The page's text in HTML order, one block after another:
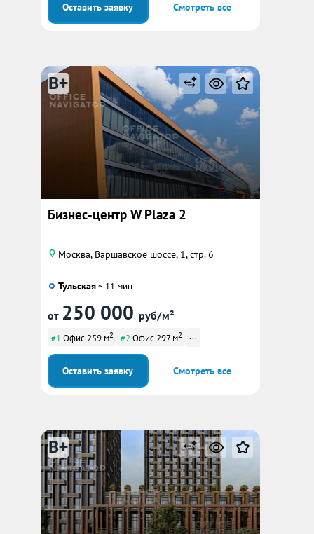
Оставить заявку Смотреть все
B+
Бизнес-центр W Plaza 2
Москва, Варшавское шоссе, 1, стр. 6
Тульская~ 11 мин.
от 250 000 руб/м²
#1 Офис 259 м2 #2 Офис 297 м2 ...
Оставить заявку Смотреть все
B+